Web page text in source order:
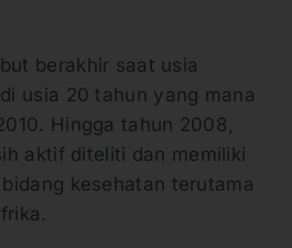
berakhir saat usia
usia 20 tahun yang mana
Hingga tahun 2008,
aktif diteliti dan memiliki
kesehatan terutama